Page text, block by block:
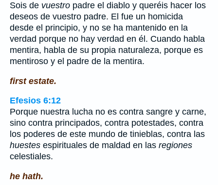
Sois de vuestro padre el diablo y queréis hacer los
deseos de vuestro padre. El fue un homicida
desde el principio, y no se ha mantenido en la
verdad porque no hay verdad en él. Cuando habla
mentira, habla de su propia naturaleza, porque es
mentiroso y el padre de la mentira.
first estate.
Efesios 6:12
Porque nuestra lucha no es contra sangre y carne,
sino contra principados, contra potestades, contra
los poderes de este mundo de tinieblas, contra las
huestes espirituales de maldad en las regiones
celestiales.
he hath.